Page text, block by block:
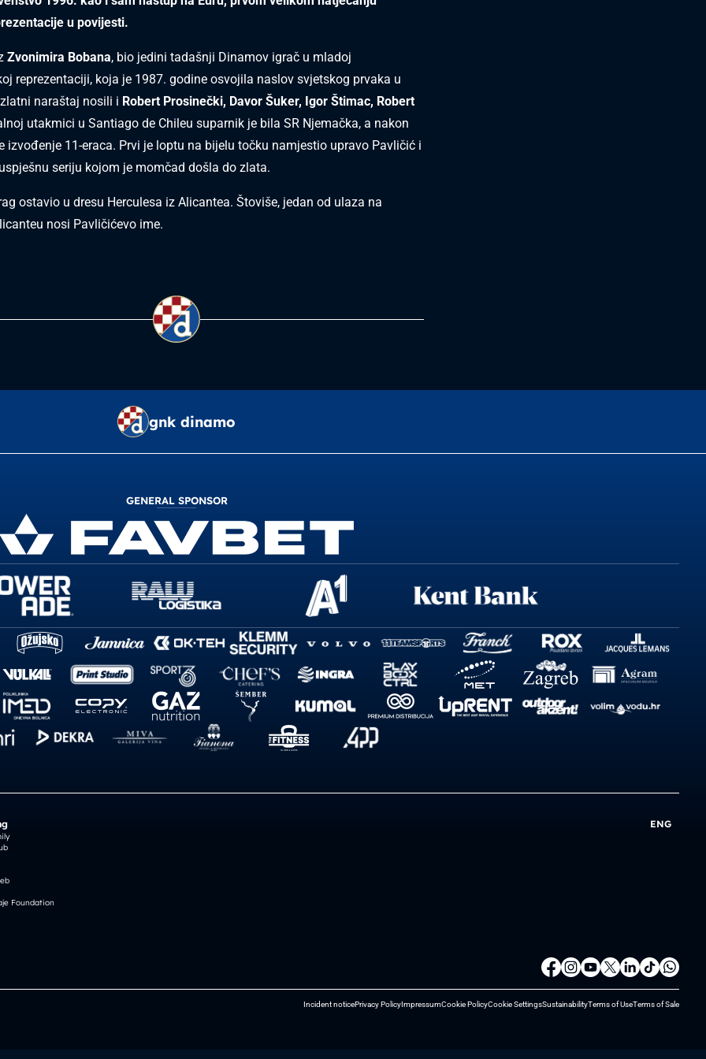
u povijesti.
Zvonimira Bobana, bio jedini tadašnji Dinamov igrač u mladoj
reprezentaciji, koja je 1987. godine osvojila naslov svjetskog prvaka u
naraštaj nosili i Robert Prosinečki, Davor Šuker, Igor Štimac, Robert
utakmici u Santiago de Chileu suparnik je bila SR Njemačka, a nakon
izvođenje 11-eraca. Prvi je loptu na bijelu točku namjestio upravo Pavličić i
seriju kojom je momčad došla do zlata.
ostavio u dresu Herculesa iz Alicantea. Štoviše, jedan od ulaza na
nosi Pavličićevo ime.
gnk dinamo
GENERAL SPONSOR
Foundation
ENG
Incident noticePrivacy PolicyImpressumCookie PolicyCookie SettingsSustainabilityTerms of UseTerms of Sale